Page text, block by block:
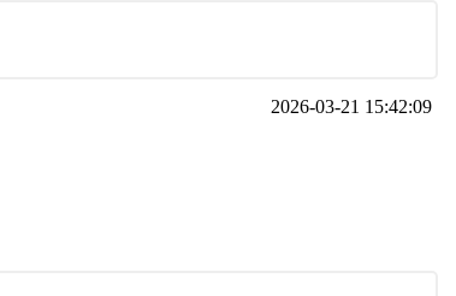
2026-03-21 15:42:09